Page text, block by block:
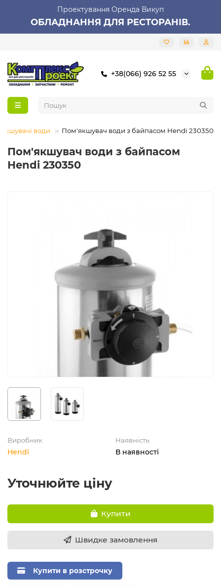
Проектування Оренда Викуп
ОБЛАДНАННЯ ДЛЯ РЕСТОРАНІВ.
+38(066) 926 52 55
води Пом'якшувач води з байпасом Hendi 230350
Пом'якшувач води з байпасом
Hendi 230350
Виробник
Hendi
Наявність:
В наявності
Уточнюйте ціну
Купити
Швидке замовлення
Купити в розстрочку